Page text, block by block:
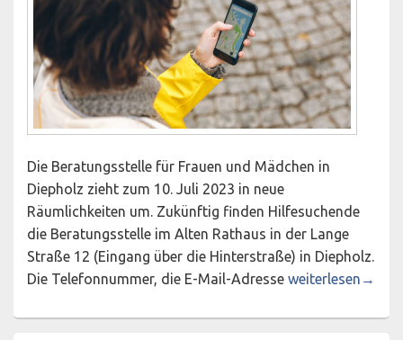
Die Beratungsstelle für Frauen und Mädchen in
Diepholz zieht zum 10. Juli 2023 in neue
Räumlichkeiten um. Zukünftig finden Hilfesuchende
die Beratungsstelle im Alten Rathaus in der Lange
Straße 12 (Eingang über die Hinterstraße) in Diepholz.
Die Telefonnummer, die E-Mail-Adresse Neue Adresse
weiterlesen →